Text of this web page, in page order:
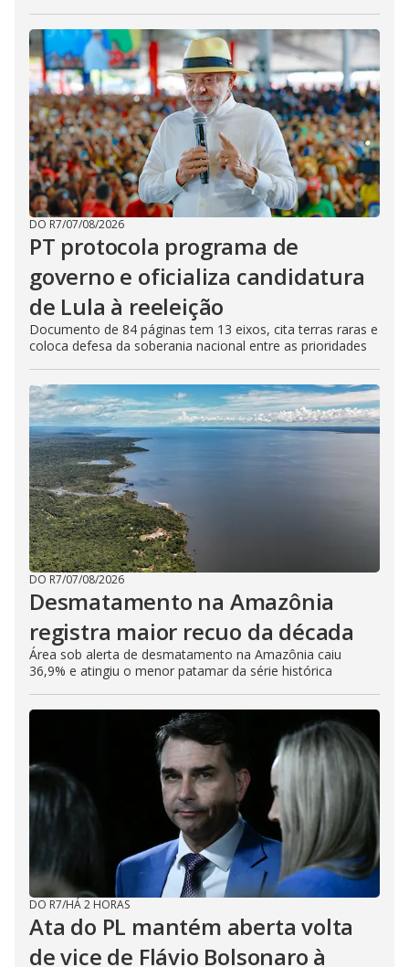
DO R7/07/08/2026
PT protocola programa de
governo e oficializa candidatura
de Lula à reeleição
Documento de 84 páginas tem 13 eixos, cita terras raras e
coloca defesa da soberania nacional entre as prioridades
DO R7/07/08/2026
Desmatamento na Amazônia
registra maior recuo da década
Área sob alerta de desmatamento na Amazônia caiu
36,9% e atingiu o menor patamar da série histórica
DO R7/HÁ 2 HORAS
Ata do PL mantém aberta volta
de vice de Flávio Bolsonaro à